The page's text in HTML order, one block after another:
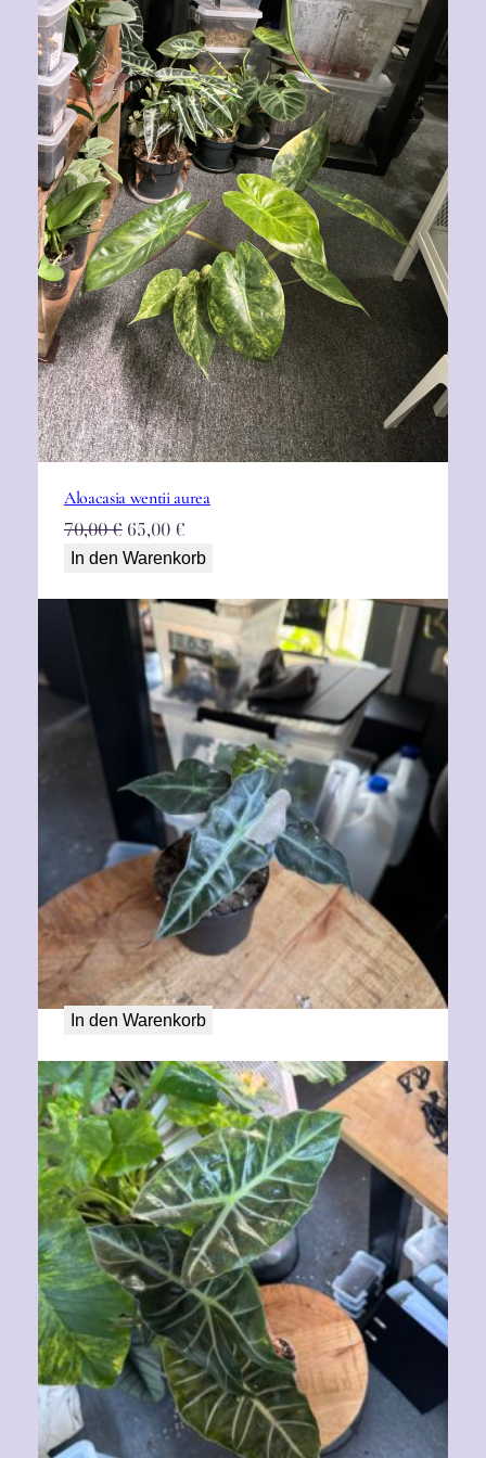
Aloacasia wentii aurea
70,00€ Ursprünglicher
Preis
70,00 €
65,00 €Aktueller
Preis
65,00 €.
In den Warenkorb
Alocasia Amazonica Pink variegata
50,00€
In den Warenkorb
Alocasia Aurora aurea variegata XL